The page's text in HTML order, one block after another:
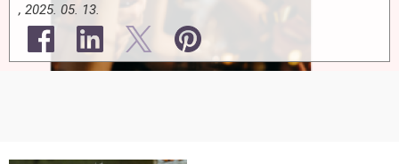
, 2025. 05. 13.